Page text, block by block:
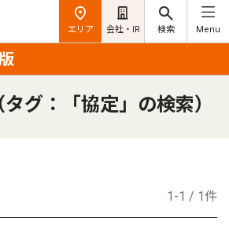
エリア 会社・IR 検索 Menu
グ：「協定」の検索）
1-1 / 1件